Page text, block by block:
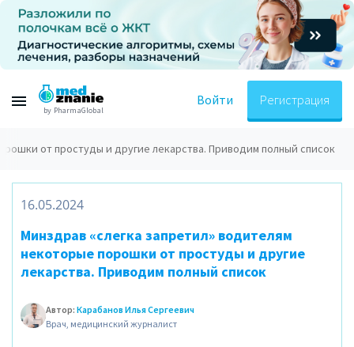
by PharmaGlobal
Войти Регистрация
от простуды и другие лекарства. Приводим полный список
16.05.2024
Минздрав «слегка запретил» водителям
некоторые порошки от простуды и другие
лекарства. Приводим полный список
Автор: Карабанов Илья Сергеевич
Врач, медицинский журналист